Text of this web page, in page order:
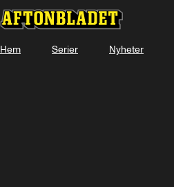
Hem Serier Nyheter